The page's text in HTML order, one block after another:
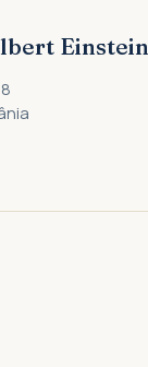
Einstein